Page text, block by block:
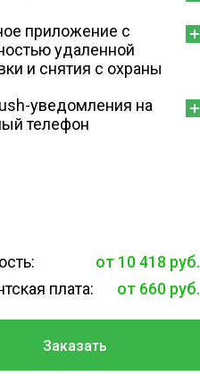
приложение с
удаленной
и снятия с охраны
уведомления на
телефон
от 10 418 руб.
плата:
от 660 руб.
Заказать